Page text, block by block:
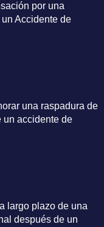
por una
Accidente de
una raspadura de
un accidente de
largo plazo de una
después de un